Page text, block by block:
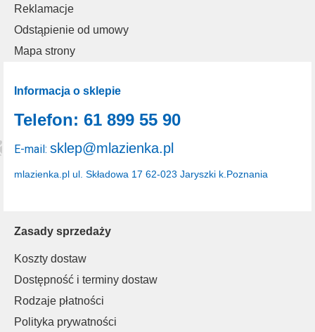
Reklamacje
Odstąpienie od umowy
Mapa strony
Zasady sprzedaży
Koszty dostaw
Dostępność i terminy dostaw
Rodzaje płatności
Polityka prywatności
Informacja o sklepie
mlazienka.pl ul. Składowa 17 62-023 Jaryszki k.Poznania
Telefon: 61 899 55 90
E-mail: sklep@mlazienka.pl